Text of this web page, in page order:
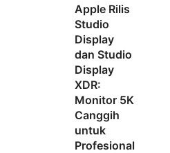
Apple Rilis
Studio
Display
dan Studio
Display
XDR:
Monitor 5K
Canggih
untuk
Profesional